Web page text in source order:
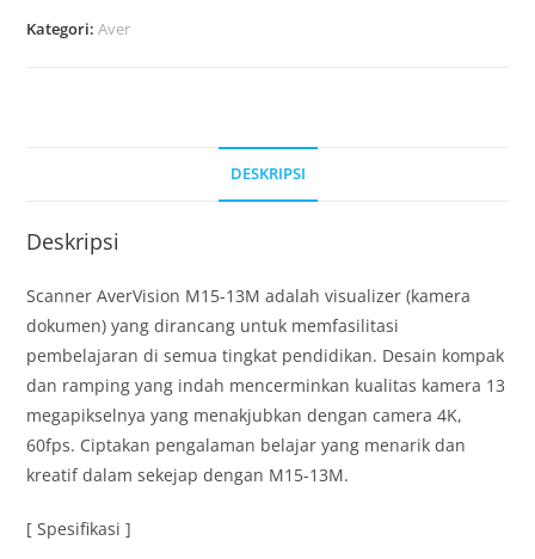
Kategori:Aver
DESKRIPSI
Deskripsi
Scanner AverVision M15-13M adalah visualizer (kamera
dokumen) yang dirancang untuk memfasilitasi
pembelajaran di semua tingkat pendidikan. Desain kompak
dan ramping yang indah mencerminkan kualitas kamera 13
megapikselnya yang menakjubkan dengan camera 4K,
60fps. Ciptakan pengalaman belajar yang menarik dan
kreatif dalam sekejap dengan M15-13M.
[ Spesifikasi ]